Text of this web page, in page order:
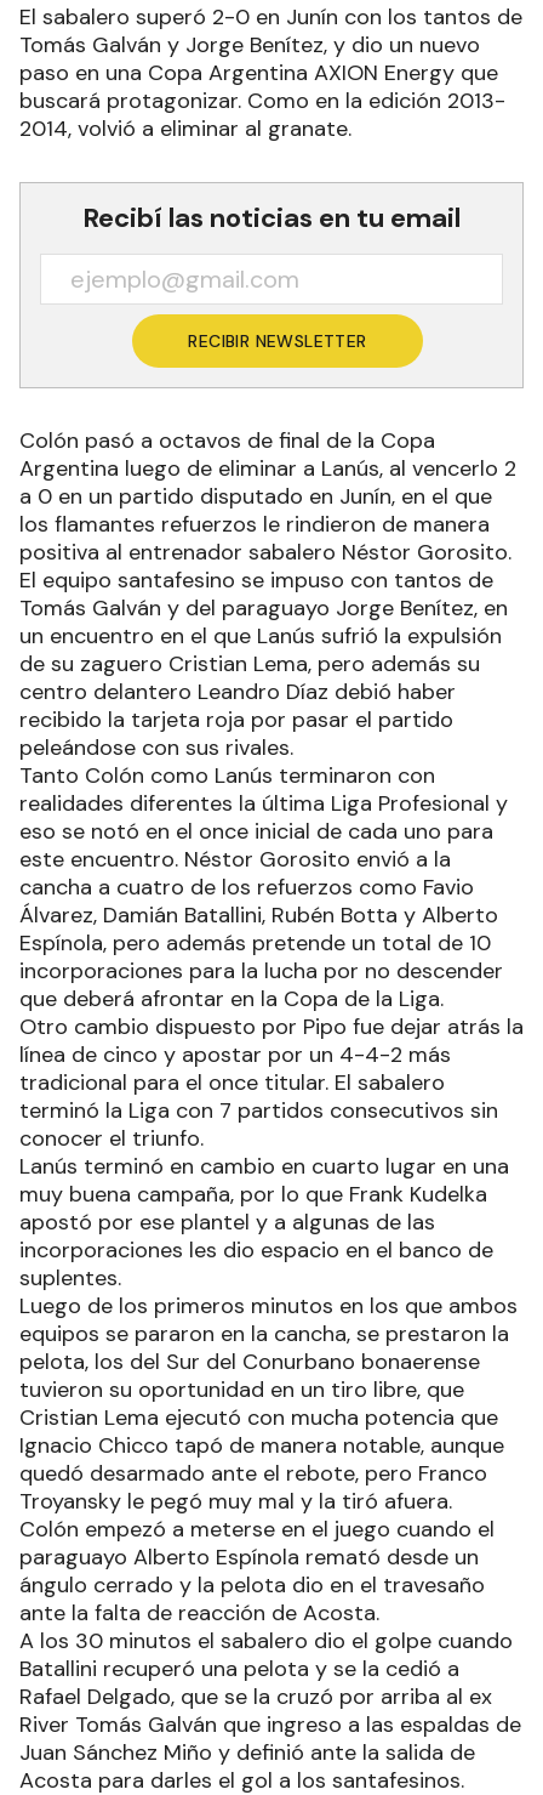
El sabalero superó 2-0 en Junín con los tantos de
Tomás Galván y Jorge Benítez, y dio un nuevo
paso en una Copa Argentina AXION Energy que
buscará protagonizar. Como en la edición 2013-
2014, volvió a eliminar al granate.
Recibí las noticias en tu email
RECIBIR NEWSLETTER
Colón pasó a octavos de final de la Copa
Argentina luego de eliminar a Lanús, al vencerlo 2
a 0 en un partido disputado en Junín, en el que
los flamantes refuerzos le rindieron de manera
positiva al entrenador sabalero Néstor Gorosito.
El equipo santafesino se impuso con tantos de
Tomás Galván y del paraguayo Jorge Benítez, en
un encuentro en el que Lanús sufrió la expulsión
de su zaguero Cristian Lema, pero además su
centro delantero Leandro Díaz debió haber
recibido la tarjeta roja por pasar el partido
peleándose con sus rivales.
Tanto Colón como Lanús terminaron con
realidades diferentes la última Liga Profesional y
eso se notó en el once inicial de cada uno para
este encuentro. Néstor Gorosito envió a la
cancha a cuatro de los refuerzos como Favio
Álvarez, Damián Batallini, Rubén Botta y Alberto
Espínola, pero además pretende un total de 10
incorporaciones para la lucha por no descender
que deberá afrontar en la Copa de la Liga.
Otro cambio dispuesto por Pipo fue dejar atrás la
línea de cinco y apostar por un 4-4-2 más
tradicional para el once titular. El sabalero
terminó la Liga con 7 partidos consecutivos sin
conocer el triunfo.
Lanús terminó en cambio en cuarto lugar en una
muy buena campaña, por lo que Frank Kudelka
apostó por ese plantel y a algunas de las
incorporaciones les dio espacio en el banco de
suplentes.
Luego de los primeros minutos en los que ambos
equipos se pararon en la cancha, se prestaron la
pelota, los del Sur del Conurbano bonaerense
tuvieron su oportunidad en un tiro libre, que
Cristian Lema ejecutó con mucha potencia que
Ignacio Chicco tapó de manera notable, aunque
quedó desarmado ante el rebote, pero Franco
Troyansky le pegó muy mal y la tiró afuera.
Colón empezó a meterse en el juego cuando el
paraguayo Alberto Espínola remató desde un
ángulo cerrado y la pelota dio en el travesaño
ante la falta de reacción de Acosta.
A los 30 minutos el sabalero dio el golpe cuando
Batallini recuperó una pelota y se la cedió a
Rafael Delgado, que se la cruzó por arriba al ex
River Tomás Galván que ingreso a las espaldas de
Juan Sánchez Miño y definió ante la salida de
Acosta para darles el gol a los santafesinos.